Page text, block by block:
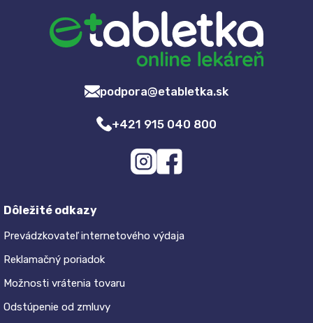
podpora@etabletka.sk
+421 915 040 800
Dôležité odkazy
Prevádzkovateľ internetového výdaja
Reklamačný poriadok
Možnosti vrátenia tovaru
Odstúpenie od zmluvy